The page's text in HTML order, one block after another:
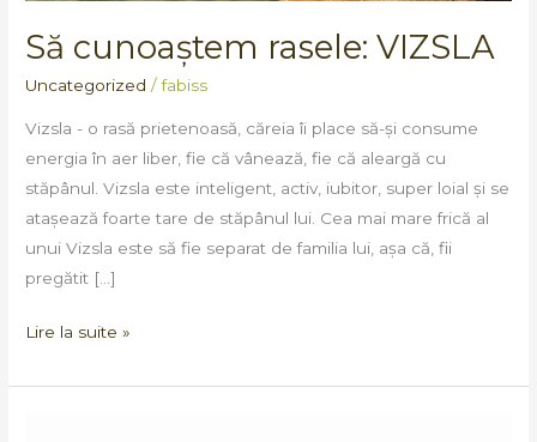
Să cunoaștem rasele: VIZSLA
Uncategorized /fabiss
Vizsla - o rasă prietenoasă, căreia îi place să-și consume
energia în aer liber, fie că vânează, fie că aleargă cu
stăpânul. Vizsla este inteligent, activ, iubitor, super loial și se
atașează foarte tare de stăpânul lui. Cea mai mare frică al
unui Vizsla este să fie separat de familia lui, așa că, fii
pregătit […]
Lire la suite »